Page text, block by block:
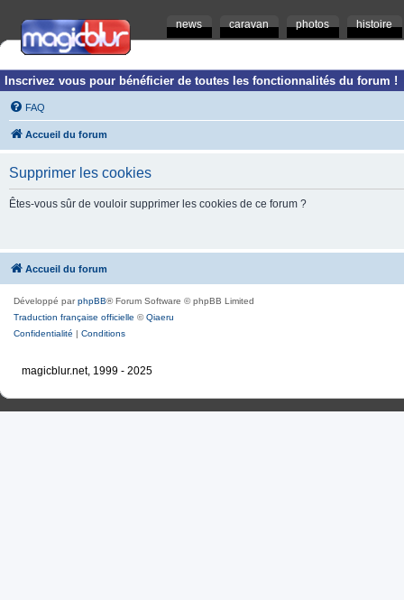
news caravan photos histoire
Inscrivez vous pour bénéficier de toutes les fonctionnalités du forum !
FAQ
Accueil du forum
Supprimer les cookies
Êtes-vous sûr de vouloir supprimer les cookies de ce forum ?
Accueil du forum
Développé parphpBB® Forum Software © phpBB Limited
Traduction française officielle ©Qiaeru
Confidentialité | Conditions
magicblur.net, 1999 - 2025